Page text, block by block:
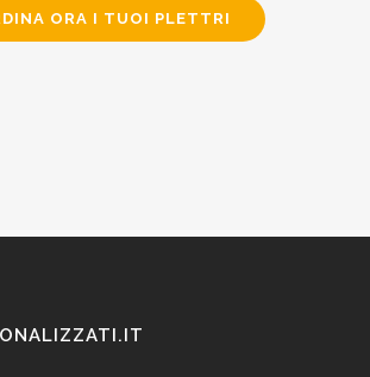
ORA I TUOI PLETTRI